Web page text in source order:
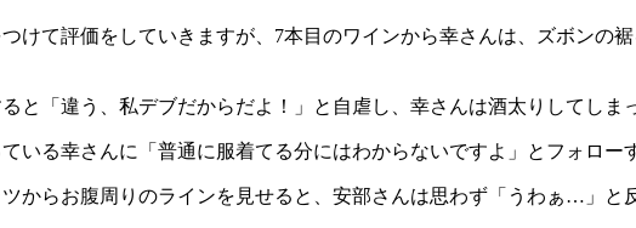
けて評価をしていきますが、7本目のワインから幸さんは、ズボンの
と「違う、私デブだからだよ！」と自虐し、幸さんは酒太りしてしま
いる幸さんに「普通に服着てる分にはわからないですよ」とフォロー
からお腹周りのラインを見せると、安部さんは思わず「うわぁ…」と